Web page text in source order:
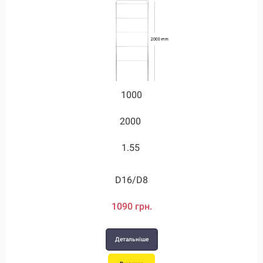
1000
2000
1.55
D16/D8
1090 грн.
Детальніше
1750
3.55
3.55
D28/D12
2450 грн.
Детальніше